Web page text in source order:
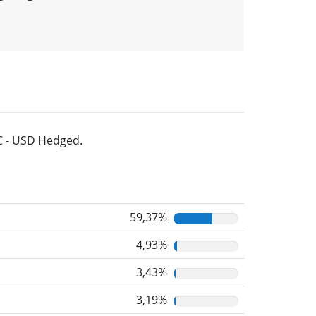
USD Hedged.
59,37%
4,93%
3,43%
3,19%